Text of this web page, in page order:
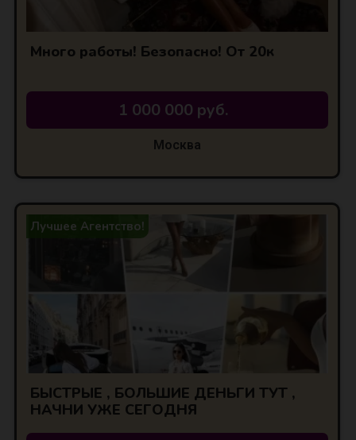
Много работы! Безопасно! От 20к
1 000 000 руб.
Москва
Лучшее Агентство!
БЫСТРЫЕ , БОЛЬШИЕ ДЕНЬГИ ТУТ ,
НАЧНИ УЖЕ СЕГОДНЯ